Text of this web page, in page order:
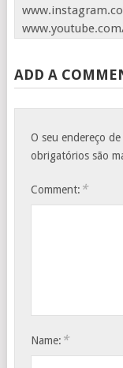
ADD A
O seu endereço
obrigatórios são
Comment: *
Name: *